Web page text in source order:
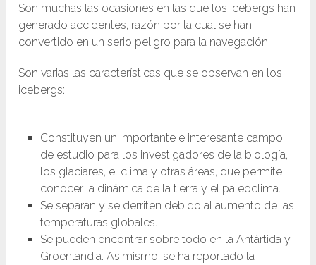
Son muchas las ocasiones en las que los icebergs han
generado accidentes, razón por la cual se han
convertido en un serio peligro para la navegación.
Son varias las características que se observan en los
icebergs:
Constituyen un importante e interesante campo
de estudio para los investigadores de la biología,
los glaciares, el clima y otras áreas, que permite
conocer la dinámica de la tierra y el paleoclima.
Se separan y se derriten debido al aumento de las
temperaturas globales.
Se pueden encontrar sobre todo en la Antártida y
Groenlandia. Asimismo, se ha reportado la